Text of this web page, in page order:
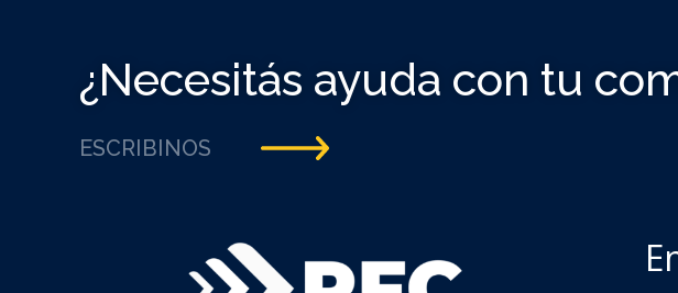
¿Necesitás ayuda con tu
ESCRIBINOS